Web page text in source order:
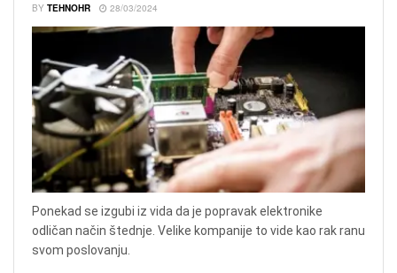
BY TEHNOHR 28/03/2024
Ponekad se izgubi iz vida da je popravak elektronike
odličan način štednje. Velike kompanije to vide kao rak ranu
svom poslovanju.